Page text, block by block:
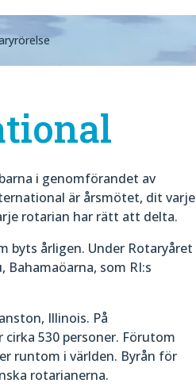
i genomförandet av
är årsmötet, dit varje
rotarian har rätt att delta.
byts årligen. Under Rotaryåret
Bahamaöarna, som RI:s
Illinois. På
530 personer. Förutom
runtom i världen. Byrån för
rotarianerna.